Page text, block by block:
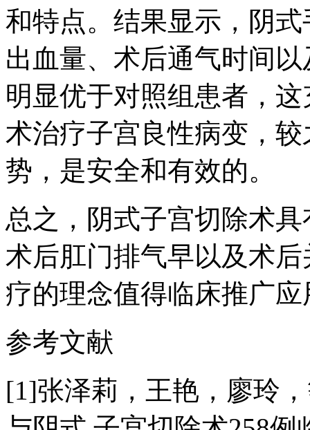
和特点。结果显示，阴
出血量、术后通气时间
明显优于对照组患者，
术治疗子宫良性病变，
势，是安全和有效的。
总之，阴式子宫切除术
术后肛门排气早以及术
疗的理念值得临床推广应
参考文献
[1]张泽莉，王艳，廖玲